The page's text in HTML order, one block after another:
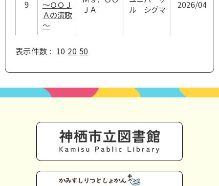
9
～ＯＯＪ
Ａの演歌
～
ＪＡ
ル シグマ
2026/04/22
表示件数 : 10 20 50